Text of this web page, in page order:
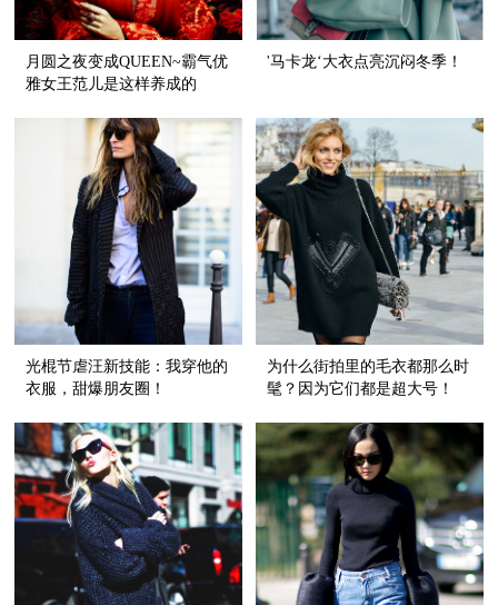
月圆之夜变成QUEEN~霸气优
雅女王范儿是这样养成的
'马卡龙‘大衣点亮沉闷冬季！
光棍节虐汪新技能：我穿他的
衣服，甜爆朋友圈！
为什么街拍里的毛衣都那么时
髦？因为它们都是超大号！